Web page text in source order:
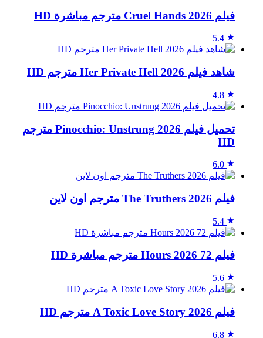
فيلم Cruel Hands 2026 مترجم مباشرة HD
5.4
شاهد فيلم Her Private Hell 2026 مترجم HD
4.8
تحميل فيلم Pinocchio: Unstrung 2026 مترجم
HD
6.0
فيلم The Truthers 2026 مترجم اون لاين
5.4
فيلم 72 Hours 2026 مترجم مباشرة HD
5.6
فيلم A Toxic Love Story 2026 مترجم HD
6.8